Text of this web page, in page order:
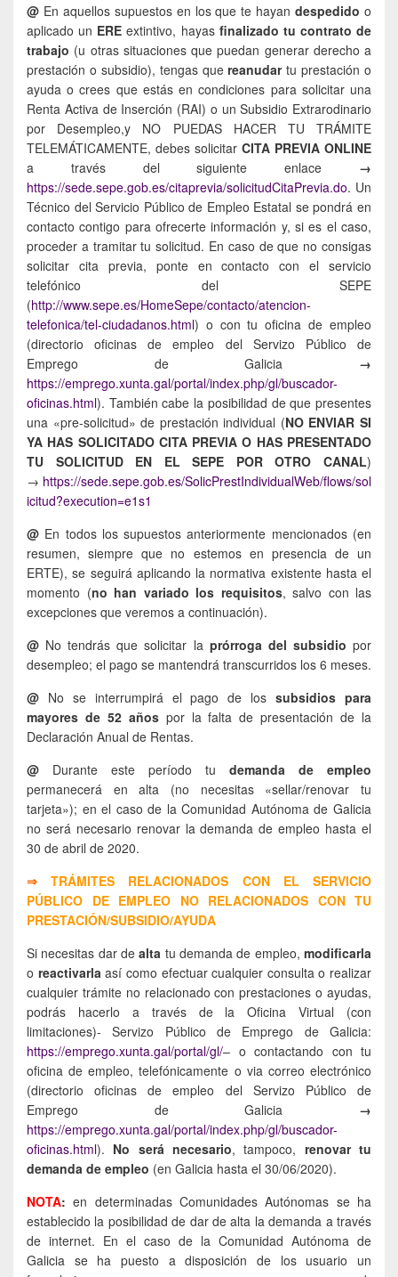
@ En aquellos supuestos en los que te hayan despedido o
aplicado un ERE extintivo, hayas finalizado tu contrato de
trabajo (u otras situaciones que puedan generar derecho a
prestación o subsidio), tengas quereanudartu prestación o
ayuda o crees que estás en condiciones para solicitar una
Renta Activa de Inserción (RAI) o un Subsidio Extrarodinario
por Desempleo,y NO PUEDAS HACER TU TRÁMITE
TELEMÁTICAMENTE, debes solicitar CITA PREVIA ONLINE
a través del siguiente enlace →
https://sede.sepe.gob.es/citaprevia/solicitudCitaPrevia.do. Un
Técnico del Servicio Público de Empleo Estatal se pondrá en
contacto contigo para ofrecerte información y, si es el caso,
proceder a tramitar tu solicitud. En caso de que no consigas
solicitar cita previa, ponte en contacto con el servicio
telefónico del SEPE
(http://www.sepe.es/HomeSepe/contacto/atencion-
telefonica/tel-ciudadanos.html) o con tu oficina de empleo
(directorio oficinas de empleo del Servizo Público de
Emprego de Galicia →
https://emprego.xunta.gal/portal/index.php/gl/buscador-
oficinas.html). También cabe la posibilidad de que presentes
una «pre-solicitud» de prestación individual (NO ENVIAR SI
YA HAS SOLICITADO CITA PREVIA O HAS PRESENTADO
TU SOLICITUD EN EL SEPE POR OTRO CANAL)
→ https://sede.sepe.gob.es/SolicPrestIndividualWeb/flows/sol
icitud?execution=e1s1
@ En todos los supuestos anteriormente mencionados (en
resumen, siempre que no estemos en presencia de un
ERTE), se seguirá aplicando la normativa existente hasta el
momento (no han variado los requisitos, salvo con las
excepciones que veremos a continuación).
@ No tendrás que solicitar la prórroga del subsidio por
desempleo; el pago se mantendrá transcurridos los 6 meses.
@ No se interrumpirá el pago de lossubsidios para
mayores de 52 añospor la falta de presentación de la
Declaración Anual de Rentas.
@ Durante este período tu demanda de empleo
permanecerá en alta (no necesitas «sellar/renovar tu
tarjeta»); en el caso de la Comunidad Autónoma de Galicia
no será necesario renovar la demanda de empleo hasta el
30 de abril de 2020.
⇒
TRÁMITES RELACIONADOS CON EL SERVICIO
PÚBLICO DE EMPLEO NO RELACIONADOS CON TU
PRESTACIÓN/SUBSIDIO/AYUDA
Si necesitas dar dealta tu demanda de empleo,modificarla
o reactivarla así como efectuar cualquier consulta o realizar
cualquier trámite no relacionado con prestaciones o ayudas,
podrás hacerlo a través de la Oficina Virtual (con
limitaciones)- Servizo Público de Emprego de Galicia:
https://emprego.xunta.gal/portal/gl/– o contactando con tu
oficina de empleo, telefónicamente o via correo electrónico
(directorio oficinas de empleo del Servizo Público de
Emprego de Galicia →
https://emprego.xunta.gal/portal/index.php/gl/buscador-
oficinas.html). No será necesario, tampoco, renovar tu
demanda de empleo (en Galicia hasta el 30/06/2020).
NOTA:en determinadas Comunidades Autónomas se ha
establecido la posibilidad de dar de alta la demanda a través
de internet. En el caso de la Comunidad Autónoma de
Galicia se ha puesto a disposición de los usuario un